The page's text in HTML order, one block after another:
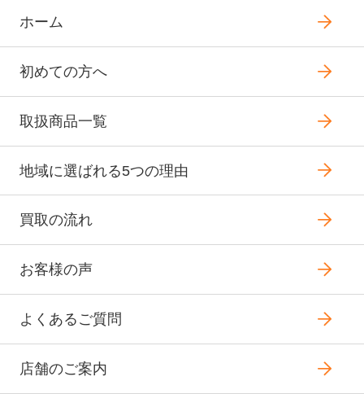
ホーム
初めての方へ
取扱商品一覧
地域に選ばれる5つの理由
買取の流れ
お客様の声
よくあるご質問
店舗のご案内